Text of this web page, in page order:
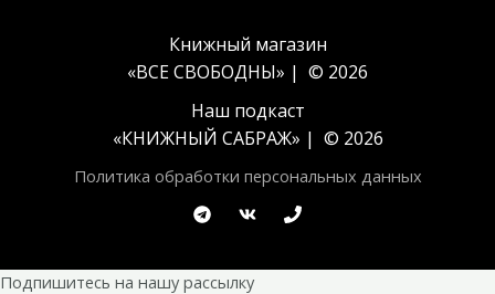
Книжный магазин
«ВСЕ СВОБОДНЫ» | © 2026
Наш подкаст
«КНИЖНЫЙ САБРАЖ» | © 2026
Политика обработки персональных данных
Подпишитесь на нашу рассылку